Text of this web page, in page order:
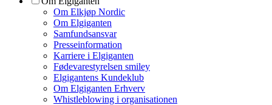
Om Elkjøp Nordic
Om Elgiganten
Samfundsansvar
Presseinformation
Karriere i Elgiganten
Fødevarestyrelsen smiley
Elgigantens Kundeklub
Om Elgiganten Erhverv
Whistleblowing i organisationen